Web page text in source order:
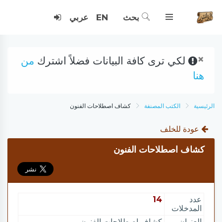
بحث EN عربي
× لكي ترى كافة البيانات فضلاً اشترك من
هنا
الرئيسية الكتب المصنفة كشاف اصطلاحات الفنون
عودة للخلف
كشاف اصطلاحات الفنون
عدد
المدخلات
14